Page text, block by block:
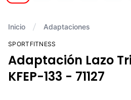
Inicio Adaptaciones
SPORTFITNESS
Adaptación Lazo
KFEP-133 - 71127